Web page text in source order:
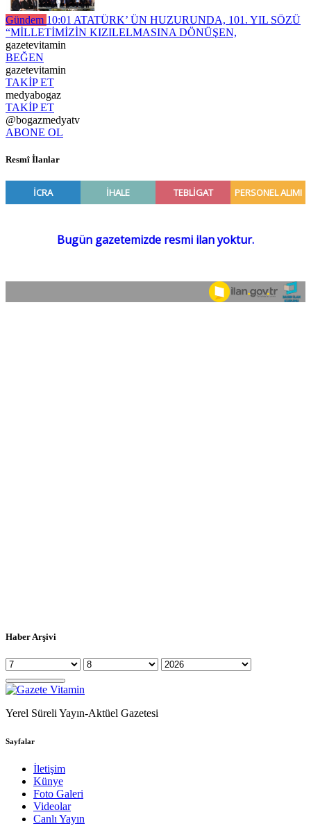
Gündem 10:01 ATATÜRK’ ÜN HUZURUNDA, 101. YIL SÖZÜ
“MİLLETİMİZİN KIZILELMASINA DÖNÜŞEN,
gazetevitamin
BEĞEN
gazetevitamin
TAKİP ET
medyabogaz
TAKİP ET
@bogazmedyatv
ABONE OL
Resmî İlanlar
Haber Arşivi
Yerel Süreli Yayın-Aktüel Gazetesi
Sayfalar
İletişim
Künye
Foto Galeri
Videolar
Canlı Yayın